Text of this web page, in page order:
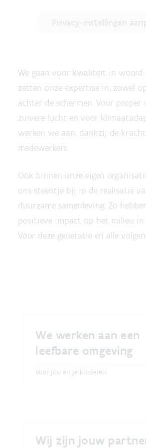
We gaan voor kwaliteit in woord
zetten onze expertise in, zowel
achter de schermen. Voor proper
zuivere lucht en voor
werken we aan, dankzij de
medewerkers.
Ook binnen onze eigen
ons steentje bij in de realisatie
duurzame samenleving. Zo
positieve impact op het milieu in
Voor deze generatie en alle
We werken aan een
leefbare omgeving
Voor jou en je kinderen.
Wij zijn jouw